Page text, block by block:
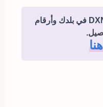
يمكنك أيضًا معرفة عناوين DXN في بلدك وأرقام